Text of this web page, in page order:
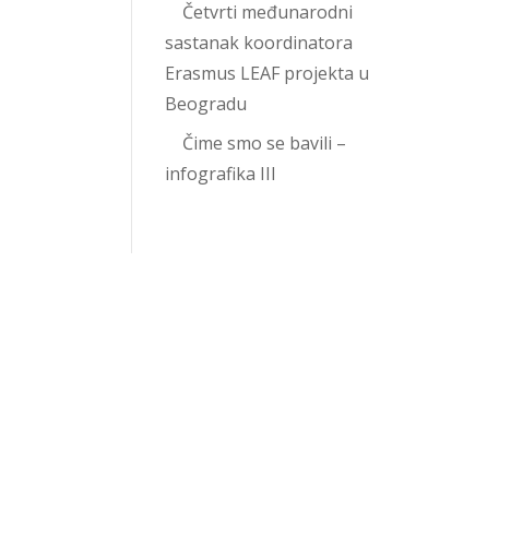
Četvrti međunarodni
sastanak koordinatora
Erasmus LEAF projekta u
Beogradu
Čime smo se bavili –
infografika III